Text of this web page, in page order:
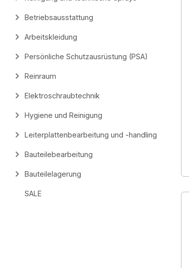
Betriebsausstattung
Arbeitskleidung
Persönliche Schutzausrüstung (PSA)
Reinraum
Elektroschraubtechnik
Hygiene und Reinigung
Leiterplattenbearbeitung und -handling
Bauteilebearbeitung
Bauteilelagerung
SALE